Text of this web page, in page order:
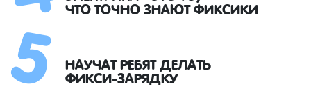
ЧТО ТОЧНО ЗНАЮТ ФИКСИКИ
НАУЧАТ РЕБЯТ ДЕЛАТЬ
ФИКСИ-ЗАРЯДКУ